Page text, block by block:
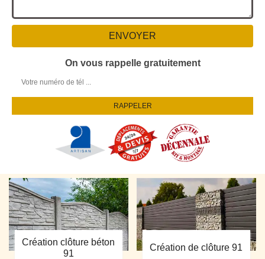
On vous rappelle gratuitement
Création clôture béton
91
Création de clôture 91